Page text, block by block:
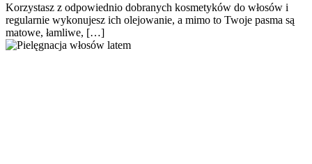
Korzystasz z odpowiednio dobranych kosmetyków do włosów i
regularnie wykonujesz ich olejowanie, a mimo to Twoje pasma są
matowe, łamliwe, […]